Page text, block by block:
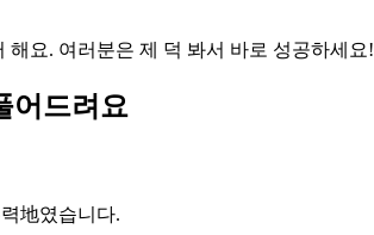
해요. 여러분은 제 덕 봐서 바로 성공하세요!
어드려요
地였습니다.